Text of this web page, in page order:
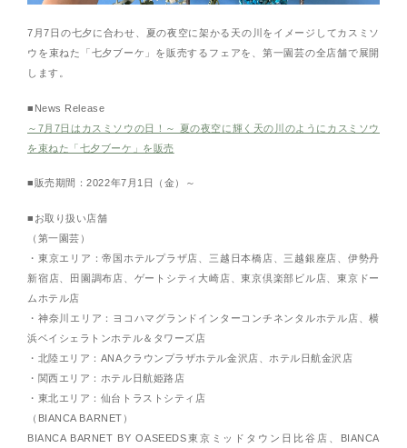
7月7日の七夕に合わせ、夏の夜空に架かる天の川をイメージしてカスミソ
ウを束ねた「七夕ブーケ」を販売するフェアを、第一園芸の全店舗で展開
します。
■News Release
～7月7日はカスミソウの日！～ 夏の夜空に輝く天の川のようにカスミソウ
を束ねた「七夕ブーケ」を販売
■販売期間：2022年7月1日（金）～
■お取り扱い店舗
（第一園芸）
・東京エリア：帝国ホテルプラザ店、三越日本橋店、三越銀座店、伊勢丹
新宿店、田園調布店、ゲートシティ大崎店、東京倶楽部ビル店、東京ドー
ムホテル店
・神奈川エリア：ヨコハマグランドインターコンチネンタルホテル店、横
浜ベイシェラトンホテル＆タワーズ店
・北陸エリア：ANAクラウンプラザホテル金沢店、ホテル日航金沢店
・関西エリア：ホテル日航姫路店
・東北エリア：仙台トラストシティ店
（BIANCA BARNET）
BIANCA BARNET BY OASEEDS東京ミッドタウン日比谷店、BIANCA